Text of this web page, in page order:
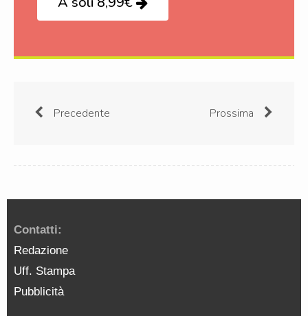
Precedente Prossima
Contatti:
Redazione
Uff. Stampa
Pubblicità